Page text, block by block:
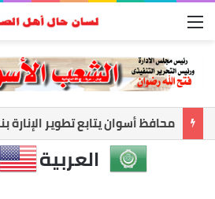
القائمة
العربية